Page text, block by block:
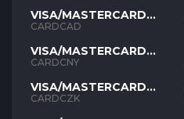
VISA/MASTERCARD
CAD
CARDCAD
VISA/MASTERCARD
CNY
CARDCNY
VISA/MASTERCARD
CZK
CARDCZK